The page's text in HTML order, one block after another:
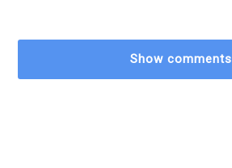
Show comments